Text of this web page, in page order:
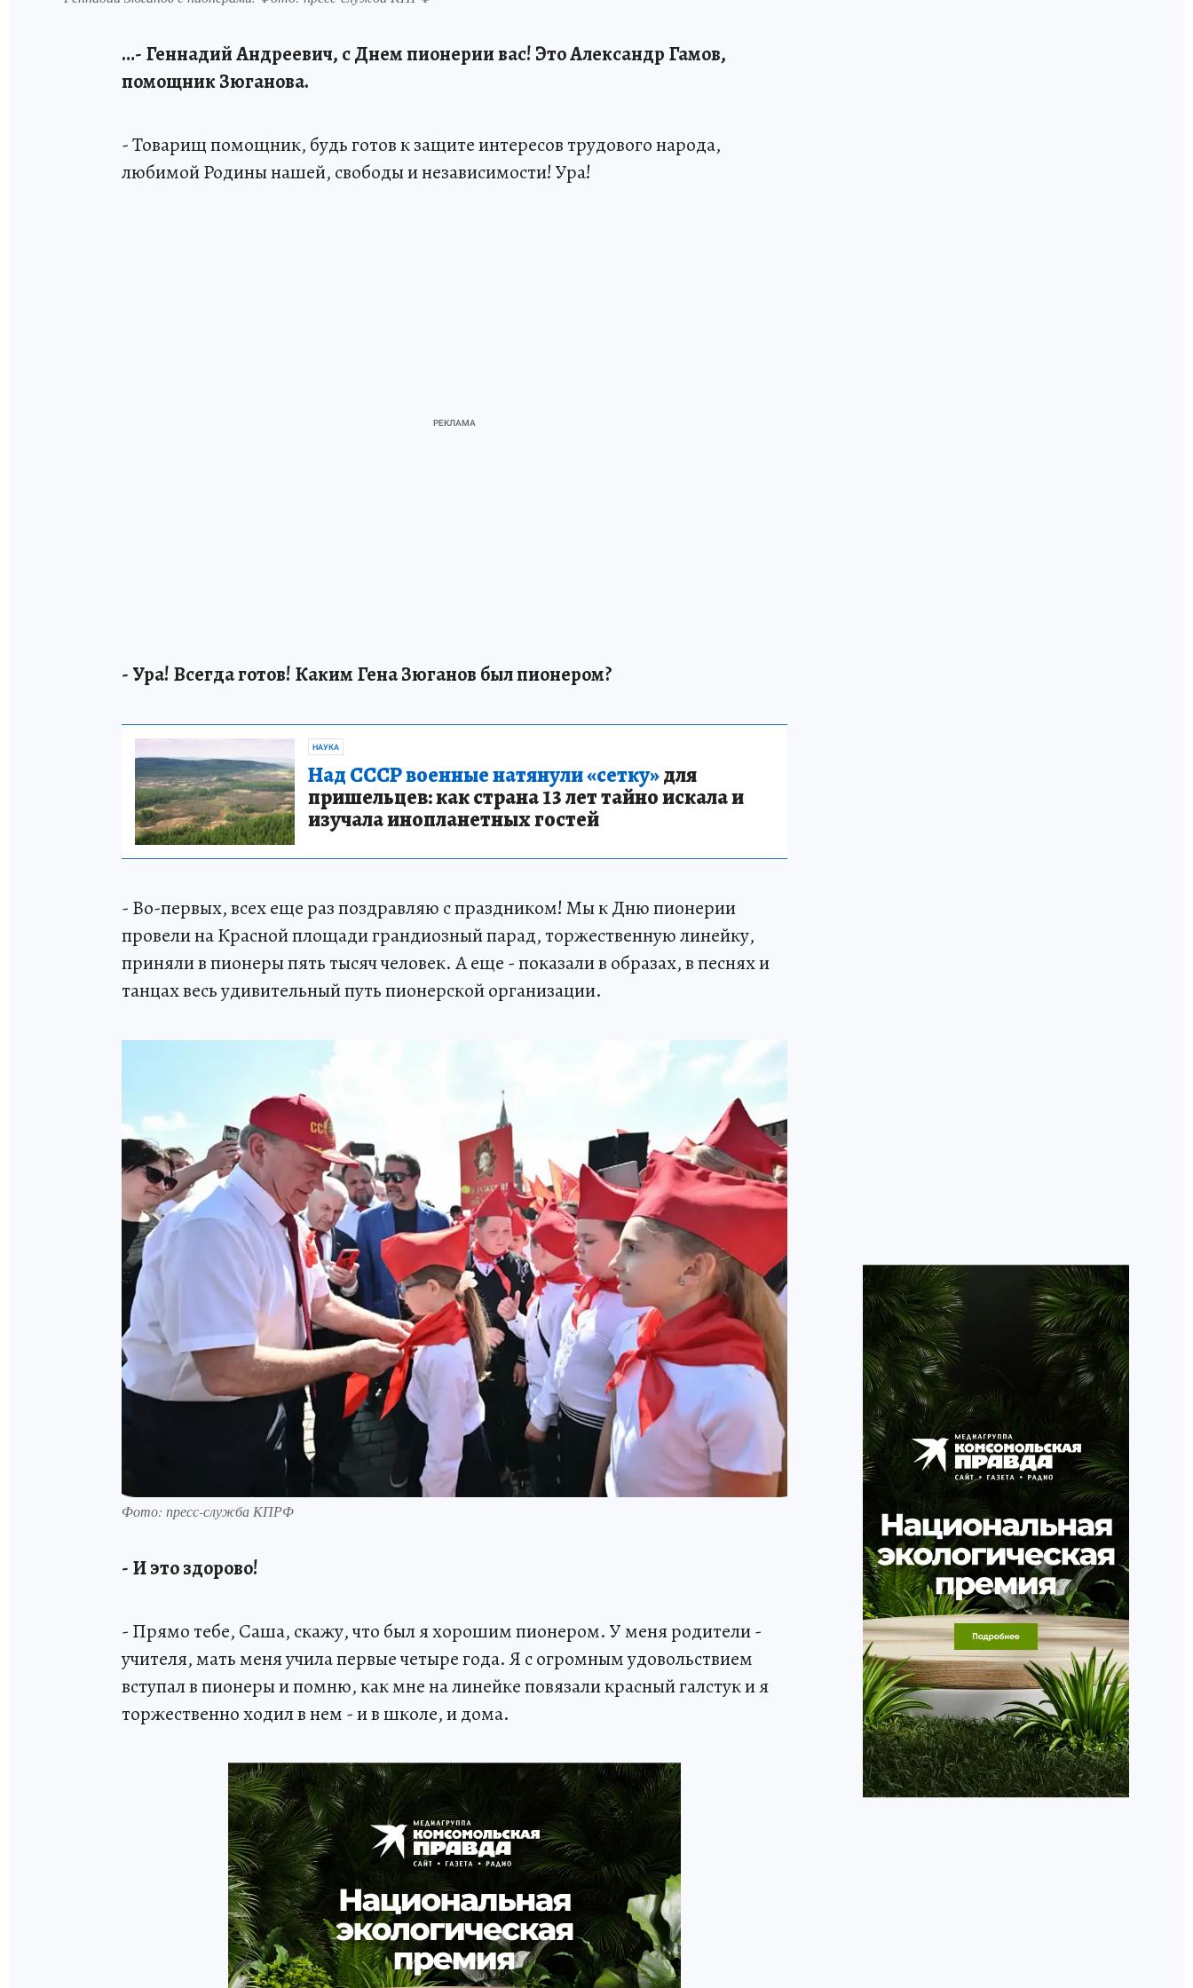
…- Геннадий Андреевич, с Днем пионерии вас! Это Александр Гамов,
помощник Зюганова.
- Товарищ помощник, будь готов к защите интересов трудового народа,
любимой Родины нашей, свободы и независимости! Ура!
- Ура! Всегда готов! Каким Гена Зюганов был пионером?
НАУКА
Над СССР военные натянули «сетку»для
пришельцев: как страна 13 лет тайно искала и
изучала инопланетных гостей
- Во-первых, всех еще раз поздравляю с праздником! Мы к Дню пионерии
провели на Красной площади грандиозный парад, торжественную линейку,
приняли в пионеры пять тысяч человек. А еще - показали в образах, в песнях и
танцах весь удивительный путь пионерской организации.
Фото: пресс-служба КПРФ
- И это здорово!
- Прямо тебе, Саша, скажу, что был я хорошим пионером. У меня родители -
учителя, мать меня учила первые четыре года. Я с огромным удовольствием
вступал в пионеры и помню, как мне на линейке повязали красный галстук и я
торжественно ходил в нем - и в школе, и дома.